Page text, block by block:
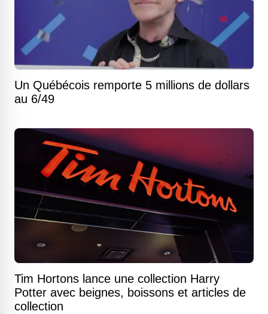
Un Québécois remporte 5 millions de dollars
au 6/49
Tim Hortons lance une collection Harry
Potter avec beignes, boissons et articles de
collection